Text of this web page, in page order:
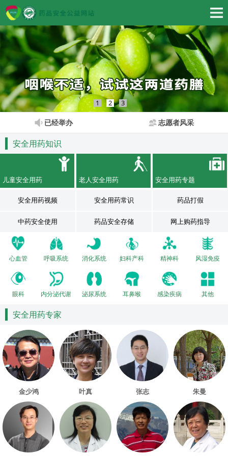
1 2 3
已经举办 志愿者风采
安全用药知识
儿童安全用药 老人安全用药 安全用药专题
安全用药视频 安全用药常识 药品打假
中药安全使用 药品安全存储 网上购药指导
心血管 呼吸系统 消化系统 妇科产科 精神科 风湿免疫
眼科 内分泌代谢 泌尿系统 耳鼻喉 感染疾病 其他
安全用药专家
金少鸿 叶真 张志 朱曼